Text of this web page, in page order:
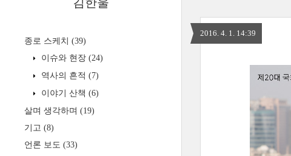
종로 스케치 (39)
이슈와 현장 (24)
역사의 흔적 (7)
이야기 산책 (6)
살며 생각하며 (19)
기고 (8)
언론 보도 (33)
2016. 4. 1. 14:39